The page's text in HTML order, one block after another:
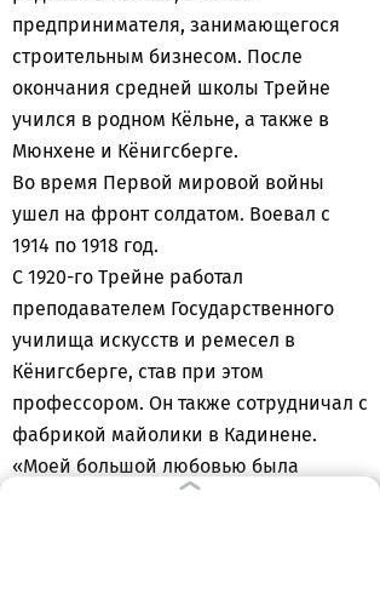
предпринимателя, занимающегося
строительным бизнесом. После
окончания средней школы Трейне
учился в родном Кёльне, а также в
Мюнхене и Кёнигсберге.
Во время Первой мировой войны
ушел на фронт солдатом. Воевал с
1914 по 1918 год.
С 1920-го Трейне работал
преподавателем Государственного
училища искусств и ремесел в
Кёнигсберге, став при этом
профессором. Он также сотрудничал с
фабрикой майолики в Кадинене.
«Моей большой любовью была